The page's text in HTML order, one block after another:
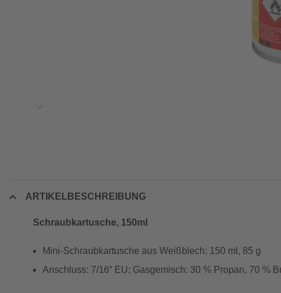
ARTIKELBESCHREIBUNG
Schraubkartusche, 150ml
Mini-Schraubkartusche aus Weißblech; 150 ml, 85 g
Anschluss: 7/16“ EU; Gasgemisch: 30 % Propan, 70 %